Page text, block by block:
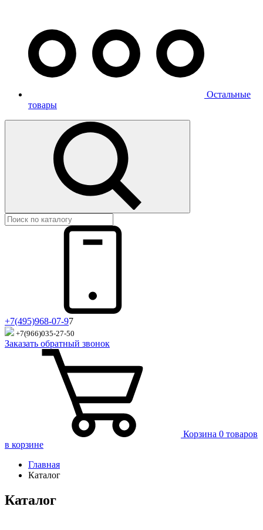
Остальные
товары
+7(495)968-07-97
+7(966)035-27-50
Заказать обратный звонок
Корзина 0 товаров
в корзине
Главная
Каталог
Каталог